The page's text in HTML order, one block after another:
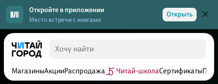
Откройте в приложении
Место встречи с книгами
Открыть
МагазиныАкцииРаспродажа Читай-школаСертификаты